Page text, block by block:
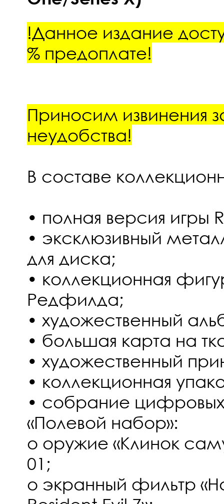
!Данное издание
% предоплате!
Приносим извинения
неудобства!
В составе
• полная версия игры
• эксклюзивный
для диска;
• коллекционная
Редфилда;
• художественный
• большая карта на
• художественный
• коллекционная
• собрание
«Полевой набор»:
o оружие «Клинок
01;
o экранный фильтр